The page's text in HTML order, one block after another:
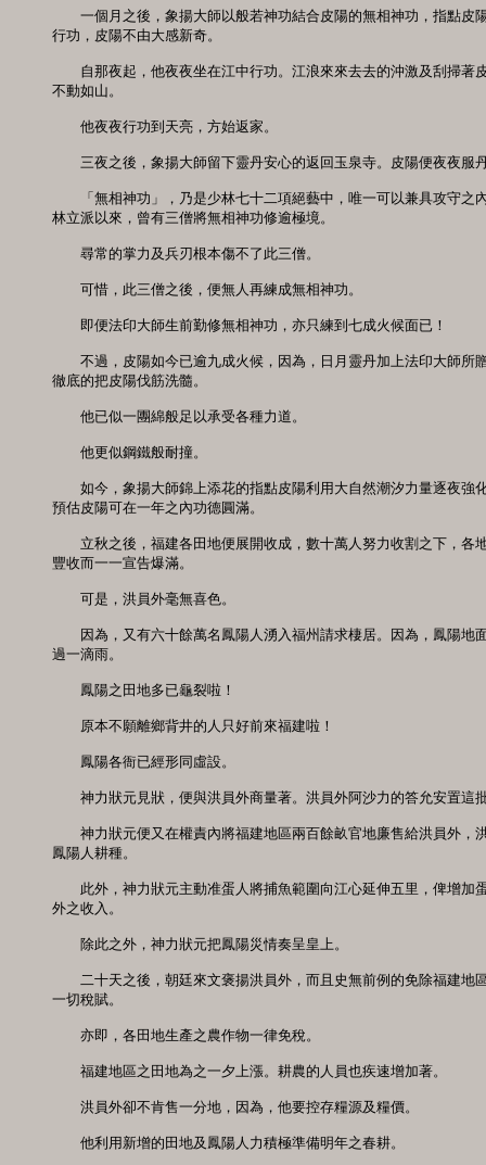
一個月之後，象揚大師以般若神功結合皮陽的無相神功，指點皮
行功，皮陽不由大感新奇。
自那夜起，他夜夜坐在江中行功。江浪來來去去的沖激及刮掃著
不動如山。
他夜夜行功到天亮，方始返家。
三夜之後，象揚大師留下靈丹安心的返回玉泉寺。皮陽便夜夜服
「無相神功」，乃是少林七十二項絕藝中，唯一可以兼具攻守之
林立派以來，曾有三僧將無相神功修逾極境。
尋常的掌力及兵刃根本傷不了此三僧。
可惜，此三僧之後，便無人再練成無相神功。
即便法印大師生前勤修無相神功，亦只練到七成火候面已！
不過，皮陽如今已逾九成火候，因為，日月靈丹加上法印大師所
徹底的把皮陽伐筋洗髓。
他已似一團綿般足以承受各種力道。
他更似鋼鐵般耐撞。
如今，象揚大師錦上添花的指點皮陽利用大自然潮汐力量逐夜強
預估皮陽可在一年之內功德圓滿。
立秋之後，福建各田地便展開收成，數十萬人努力收割之下，各
豐收而一一宣告爆滿。
可是，洪員外毫無喜色。
因為，又有六十餘萬名鳳陽人湧入福州請求棲居。因為，鳳陽地
過一滴雨。
鳳陽之田地多已龜裂啦！
原本不願離鄉背井的人只好前來福建啦！
鳳陽各衙已經形同虛設。
神力狀元見狀，便與洪員外商量著。洪員外阿沙力的答允安置這
神力狀元便又在權責內將福建地區兩百餘畝官地廉售給洪員外，
鳳陽人耕種。
此外，神力狀元主動准蛋人將捕魚範圍向江心延伸五里，俾增加
外之收入。
除此之外，神力狀元把鳳陽災情奏呈皇上。
二十天之後，朝廷來文褒揚洪員外，而且史無前例的免除福建地
一切稅賦。
亦即，各田地生產之農作物一律免稅。
福建地區之田地為之一夕上漲。耕農的人員也疾速增加著。
洪員外卻不肯售一分地，因為，他要控存糧源及糧價。
他利用新增的田地及鳳陽人力積極準備明年之春耕。